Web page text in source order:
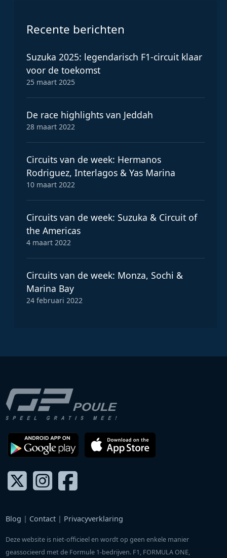
Recente berichten
Suzuka 2025: legendarisch F1-circuit klaar
voor de toekomst
25 maart 2025
De race highlights van Jeddah
28 maart 2022
Circuits van de week: Hermanos
Rodriguez, Interlagos & Yas Marina
10 maart 2022
Circuits van de week: Suzuka & Circuit of
the Americas
4 maart 2022
Circuits van de week: Monza, Sochi &
Marina Bay
24 februari 2022
Blog | Contact | Privacyverklaring
Deze website is niet-officieel en wordt op geen enkele manier
geassocieerd met de Formule 1-bedrijven. F1, FORMULA ONE,